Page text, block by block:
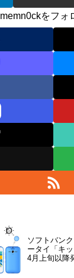
memn0ckをフォ
ソフトバン
ータイ「キ
4月上旬以降